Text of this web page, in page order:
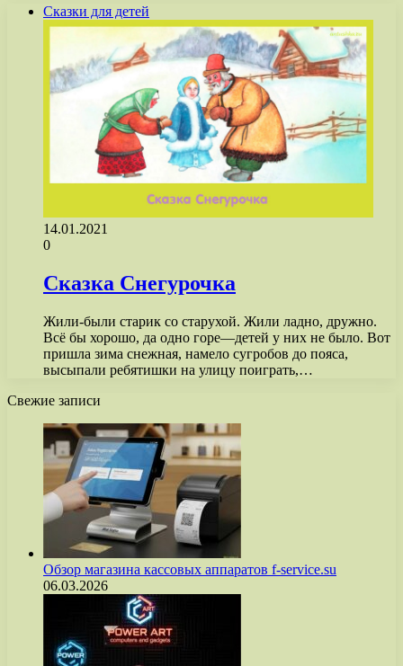
Сказки для детей
14.01.2021
0
Сказка Снегурочка
Жили-были старик со старухой. Жили ладно, дружно.
Всё бы хорошо, да одно горе—детей у них не было. Вот
пришла зима снежная, намело сугробов до пояса,
высыпали ребятишки на улицу поиграть,…
Свежие записи
Обзор магазина кассовых аппаратов f-service.su
06.03.2026